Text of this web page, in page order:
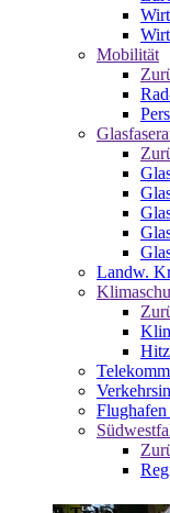
Mobilität
Landw.